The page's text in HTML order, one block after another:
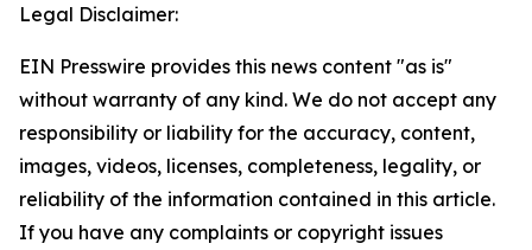
Legal Disclaimer:
EIN Presswire provides this news content "as is"
without warranty of any kind. We do not accept any
responsibility or liability for the accuracy, content,
images, videos, licenses, completeness, legality, or
reliability of the information contained in this article.
If you have any complaints or copyright issues